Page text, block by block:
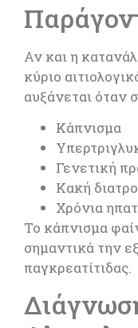
Αν και η
κύριο
αυξάνεται όταν
Κάπνισμα
Γενετική
Κακή
Χρόνια
Το κάπνισμα
σημαντικά την
παγκρεατίτιδας.